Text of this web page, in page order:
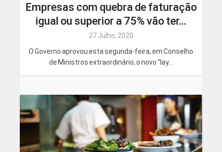
Empresas com quebra de faturação
igual ou superior a 75% vão ter...
27 Julho, 2020
O Governo aprovou esta segunda-feira, em Conselho
de Ministros extraordinário, o novo “lay...